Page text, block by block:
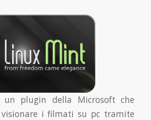
un plugin della Microsoft che
i filmati su pc tramite